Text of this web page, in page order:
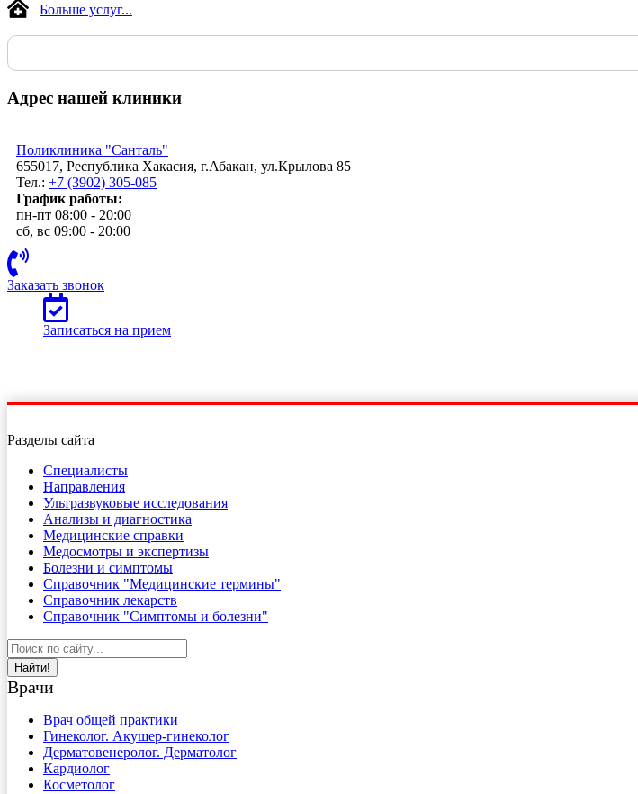
Больше услуг...
Адрес нашей клиники
Поликлиника "Санталь"
655017, Республика Хакасия, г.Абакан, ул.Крылова 85
Тел.: +7 (3902) 305-085
График работы:
пн-пт 08:00 - 20:00
сб, вс 09:00 - 20:00
Заказать звонок
Записаться на прием
Разделы сайта
Специалисты
Направления
Ультразвуковые исследования
Анализы и диагностика
Медицинские справки
Медосмотры и экспертизы
Болезни и симптомы
Справочник "Медицинские термины"
Справочник лекарств
Справочник "Симптомы и болезни"
Найти!
Врачи
Врач общей практики
Гинеколог. Акушер-гинеколог
Дерматовенеролог. Дерматолог
Кардиолог
Косметолог